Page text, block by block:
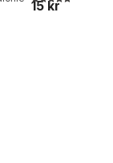
antal röster:
15 kr